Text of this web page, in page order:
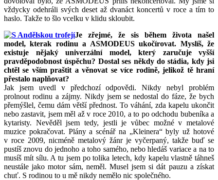
vždycky odehráli svých deset až dvanáct koncertů v roce a tím to
haslo. Takže to šlo vcelku v klidu skloubit.
Je zřejmé, že sis během života našel
model, kterak rodinu a ASMODEUS ukočírovat. Myslíš, že
existuje nějaký univerzální model, který zaručuje vyšší
pravděpodobnost úspěchu? Dostal ses někdy do stádia, kdy jsi
chtěl se vším praštit a věnovat se více rodině, jelikož tě hraní
přestalo naplňovat?
Jak jsem uvedl v předchozí odpovědi. Nikdy nebyl problém
prolnout rodinu a zájmy. Nikdy jsem se nedostal do fáze, že bych
přemýšlel, čemu dám větší přednost. To váhání, zda kapelu ukončit
nebo zastavit, jsem měl až v roce 2010, a to po odchodu bubeníka a
kytaristy. Nevěděl jsem tedy, jestli je vůbec možné v metalové
muzice pokračovat. Plány a scénář na „Kleinera“ byly už hotové
v roce 2009, nicméně metalový žánr je vyčerpaný, takže buď se
pustíš znovu do jednoho a toho samého, nebo hledáš variace a na to
musíš mít sílu. A tu jsem po tolika letech, kdy kapelu vlastně táhneš
neustále jako motor sám, neměl. Musel jsem si dát pauzu a získat
chuť. S rodinou to u mě nikdy nemělo nic společného.